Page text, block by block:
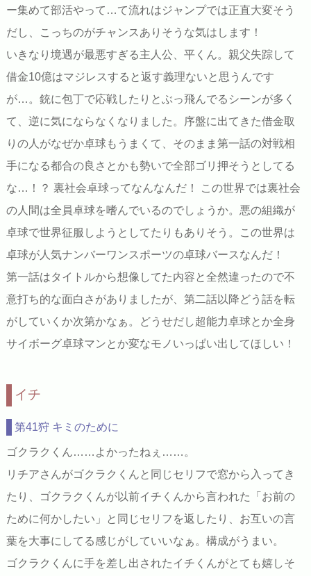
ー集めて部活やって…て流れはジャンプでは正直大変そう
だし、こっちのがチャンスありそうな気はします！
いきなり境遇が最悪すぎる主人公、平くん。親父失踪して
借金10億はマジレスすると返す義理ないと思うんです
が…。銃に包丁で応戦したりとぶっ飛んでるシーンが多く
て、逆に気にならなくなりました。序盤に出てきた借金取
りの人がなぜか卓球もうまくて、そのまま第一話の対戦相
手になる都合の良さとかも勢いで全部ゴリ押そうとしてる
な…！？ 裏社会卓球ってなんなんだ！ この世界では裏社会
の人間は全員卓球を嗜んでいるのでしょうか。悪の組織が
卓球で世界征服しようとしてたりもありそう。この世界は
卓球が人気ナンバーワンスポーツの卓球バースなんだ！
第一話はタイトルから想像してた内容と全然違ったので不
意打ち的な面白さがありましたが、第二話以降どう話を転
がしていくか次第かなぁ。どうせだし超能力卓球とか全身
サイボーグ卓球マンとか変なモノいっぱい出してほしい！
イチ
第41狩 キミのために
ゴクラクくん……よかったねぇ……。
リチアさんがゴクラクくんと同じセリフで窓から入ってき
たり、ゴクラクくんが以前イチくんから言われた「お前の
ために何かしたい」と同じセリフを返したり、お互いの言
葉を大事にしてる感じがしていいなぁ。構成がうまい。
ゴクラクくんに手を差し出されたイチくんがとても嬉しそ